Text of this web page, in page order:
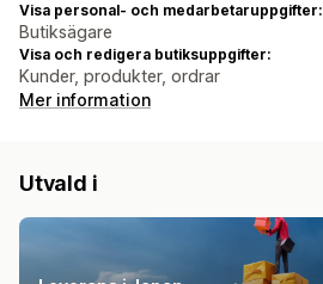
Visa personal- och medarbetaruppgifter:
Butiksägare
Visa och redigera butiksuppgifter:
Kunder, produkter, ordrar
Mer information
Utvald i